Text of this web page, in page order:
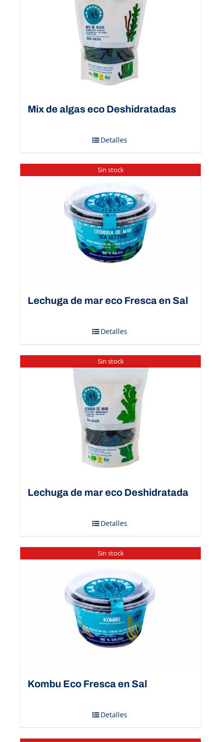
Mix de algas eco Deshidratadas
Detalles
Sin stock
Lechuga de mar eco Fresca en Sal
Detalles
Sin stock
Lechuga de mar eco Deshidratada
Detalles
Sin stock
Kombu Eco Fresca en Sal
Detalles